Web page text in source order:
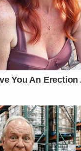
You An Erection